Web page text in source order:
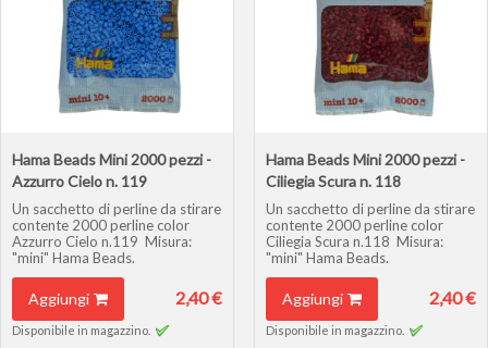
Hama Beads Mini 2000 pezzi -
Azzurro Cielo n. 119
Un sacchetto di perline da stirare
contente 2000 perline color
Azzurro Cielo n.119 Misura:
"mini" Hama Beads.
Aggiungi 2,40 €
Disponibile in magazzino.
Hama Beads Mini 2000 pezzi -
Ciliegia Scura n. 118
Un sacchetto di perline da stirare
contente 2000 perline color
Ciliegia Scura n.118 Misura:
"mini" Hama Beads.
Aggiungi 2,40 €
Disponibile in magazzino.